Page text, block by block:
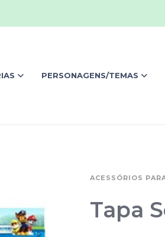
PERSONAGENS/TEMAS
ACESSÓRIOS
Tapa